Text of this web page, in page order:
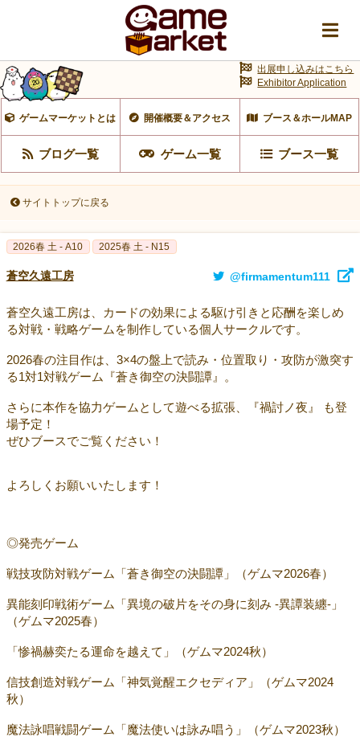
ゲームマーケットとは 開催概要＆アクセス ブース＆ホールMAP
ブログ一覧 ゲーム一覧 ブース一覧
出展申し込みはこちら
Exhibitor Application
サイトトップに戻る
2026春 土 - A10 2025春 土 - N15
蒼空久遠工房 @firmamentum111
蒼空久遠工房は、カードの効果による駆け引きと応酬を楽しめ
る対戦・戦略ゲームを制作している個人サークルです。
2026春の注目作は、3×4の盤上で読み・位置取り・攻防が激突す
る1対1対戦ゲーム『蒼き御空の決闘譚』。
さらに本作を協力ゲームとして遊べる拡張、『禍討ノ夜』 も登
場予定！
ぜひブースでご覧ください！
よろしくお願いいたします！
◎発売ゲーム
戦技攻防対戦ゲーム「蒼き御空の決闘譚」（ゲムマ2026春）
異能刻印戦術ゲーム「異境の破片をその身に刻み -異譚装纏-」
（ゲムマ2025春）
「惨禍赫奕たる運命を越えて」（ゲムマ2024秋）
信技創造対戦ゲーム「神気覚醒エクセディア」（ゲムマ2024
秋）
魔法詠唱戦闘ゲーム「魔法使いは詠み唱う」（ゲムマ2023秋）